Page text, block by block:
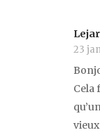
23
Cela